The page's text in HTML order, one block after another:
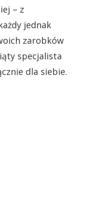
– z
jednak
zarobków
specjalista
dla siebie.